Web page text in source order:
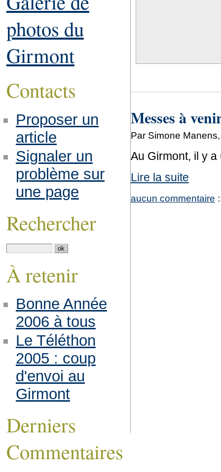
Messes à
Par Simone
Au Girmont, il y
Lire la suite
aucun commentaire
photos du
Girmont
Contacts
Proposer un
article
Signaler un
problème sur
une page
Rechercher
À retenir
Bonne Année
2006 à tous
Le Téléthon
2005 : coup
d'envoi au
Girmont
Derniers
Commentaires